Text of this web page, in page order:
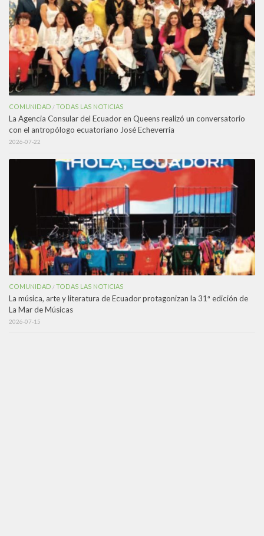
COMUNIDAD /TODAS LAS NOTICIAS
La Agencia Consular del Ecuador en Queens realizó un conversatorio
con el antropólogo ecuatoriano José Echeverría
2026-07-22
COMUNIDAD /TODAS LAS NOTICIAS
La música, arte y literatura de Ecuador protagonizan la 31ª edición de
La Mar de Músicas
2026-07-15